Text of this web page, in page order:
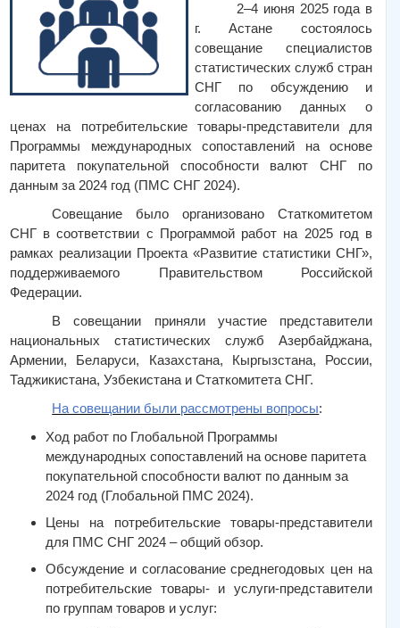
2–4 июня 2025 года в
г.
Астане состоялось
совещание специалистов
статистических служб стран
СНГ по обсуждению и
согласованию данных о
ценах на потребительские товары-представители для
Программы международных сопоставлений на основе
паритета покупательной способности валют СНГ по
данным за 2024 год (ПМС СНГ 2024).
Совещание было организовано Статкомитетом
СНГ в соответствии с Программой работ на 2025 год в
рамках реализации Проекта «Развитие статистики СНГ»,
поддерживаемого Правительством Российской
Федерации.
В совещании приняли участие представители
национальных статистических служб Азербайджана,
Армении, Беларуси, Казахстана, Кыргызстана, России,
Таджикистана, Узбекистана и Статкомитета СНГ.
На совещании были рассмотрены вопросы:
Ход работ по Глобальной Программы
международных сопоставлений на основе паритета
покупательной способности валют по данным за
2024 год (Глобальной ПМС 2024).
Цены на потребительские товары-представители
для ПМС СНГ 2024 – общий обзор.
Обсуждение и согласование среднегодовых цен на
потребительские товары- и услуги-представители
по группам товаров и услуг: